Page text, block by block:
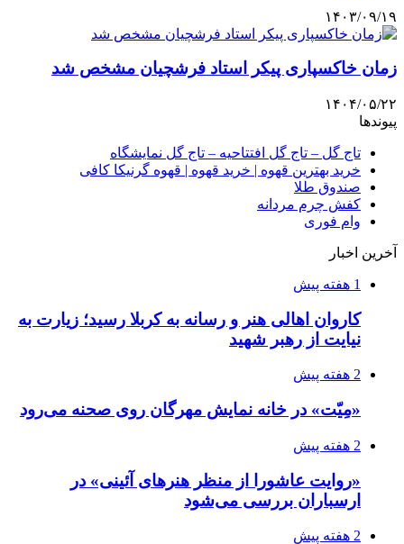
۱۴۰۳/۰۹/۱۹
زمان خاکسپاری پیکر استاد فرشچیان مشخص شد
۱۴۰۴/۰۵/۲۲
پیوندها
تاج گل – تاج گل افتتاحیه – تاج گل نمایشگاه
خرید بهترین قهوه | خرید قهوه | قهوه گرنیکا کافی
صندوق طلا
کفش چرم مردانه
وام فوری
آخرین اخبار
1 هفته پیش
کاروان اهالی هنر و رسانه به کربلا رسید؛ زیارت به
نیایت از رهبر شهید
2 هفته پیش
«مِیّت» در خانه نمایش مهرگان روی صحنه می‌رود
2 هفته پیش
«روایت عاشورا از منظر هنرهای آئینی» در
ارسباران بررسی می‌شود
2 هفته پیش